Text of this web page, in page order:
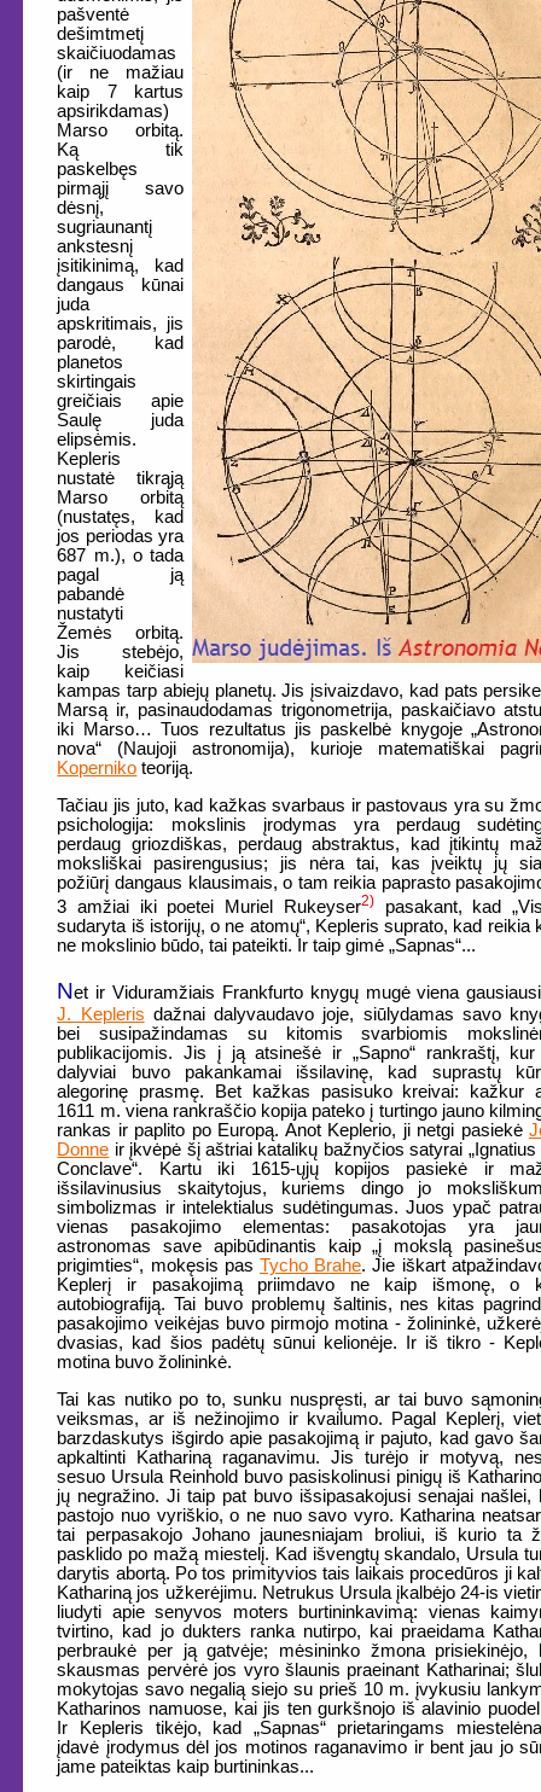
pašventė
dešimtmetį
skaičiuodamas
(ir ne mažiau
kaip 7 kartus
apsirikdamas)
Marso orbitą.
Ką tik
paskelbęs
pirmąjį savo
dėsnį,
sugriaunantį
ankstesnį
įsitikinimą, kad
dangaus kūnai
juda
apskritimais, jis
parodė, kad
planetos
skirtingais
greičiais apie
Saulę juda
elipsėmis.
Kepleris
nustatė tikrąją
Marso orbitą
(nustatęs, kad
jos periodas yra
687 m.), o tada
pagal ją
pabandė
nustatyti
Žemės orbitą.
Jis stebėjo,
kaip keičiasi
kampas tarp abiejų planetų. Jis įsivaizdavo, kad pats
Marsą ir, pasinaudodamas trigonometrija, paskaičiavo
iki Marso… Tuos rezultatus jis paskelbė knygoje
nova“ (Naujoji astronomija), kurioje matematiškai
Koperniko teoriją.
Tačiau jis juto, kad kažkas svarbaus ir pastovaus yra su
psichologija: mokslinis įrodymas yra perdaug
perdaug griozdiškas, perdaug abstraktus, kad įtikintų
moksliškai pasirengusius; jis nėra tai, kas įveiktų jų
požiūrį dangaus klausimais, o tam reikia paprasto
3 amžiai iki poetei Muriel Rukeyser2)pasakant, kad
sudaryta iš istorijų, o ne atomų“, Kepleris suprato, kad reikia
ne mokslinio būdo, tai pateikti. Ir taip gimė „Sapnas“...
Net ir Viduramžiais Frankfurto knygų mugė viena
J. Kepleris dažnai dalyvaudavo joje, siūlydamas savo
bei susipažindamas su kitomis svarbiomis
publikacijomis. Jis į ją atsinešė ir „Sapno“ rankraštį,
dalyviai buvo pakankamai išsilavinę, kad suprastų
alegorinę prasmę. Bet kažkas pasisuko kreivai: kažkur
1611 m. viena rankraščio kopija pateko į turtingo jauno
rankas ir paplito po Europą. Anot Keplerio, ji netgi pasiekė
Donne ir įkvėpė šį aštriai katalikų bažnyčios satyrai „Ignatius
Conclave“. Kartu iki 1615-ųjų kopijos pasiekė ir
išsilavinusius skaitytojus, kuriems dingo jo
simbolizmas ir intelektialus sudėtingumas. Juos ypač
vienas pasakojimo elementas: pasakotojas yra
astronomas save apibūdinantis kaip „į mokslą
prigimties“, mokęsis pas Tycho Brahe. Jie iškart
Keplerį ir pasakojimą priimdavo ne kaip išmonę, o
autobiografiją. Tai buvo problemų šaltinis, nes kitas
pasakojimo veikėjas buvo pirmojo motina - žolininkė,
dvasias, kad šios padėtų sūnui kelionėje. Ir iš tikro -
motina buvo žolininkė.
Tai kas nutiko po to, sunku nuspręsti, ar tai buvo
veiksmas, ar iš nežinojimo ir kvailumo. Pagal Keplerį,
barzdaskutys išgirdo apie pasakojimą ir pajuto, kad gavo
apkaltinti Kathariną raganavimu. Jis turėjo ir motyvą,
sesuo Ursula Reinhold buvo pasiskolinusi pinigų iš
jų negražino. Ji taip pat buvo išsipasakojusi senajai našlei,
pastojo nuo vyriškio, o ne nuo savo vyro. Katharina
tai perpasakojo Johano jaunesniajam broliui, iš kurio ta
pasklido po mažą miestelį. Kad išvengtų skandalo, Ursula
darytis abortą. Po tos primityvios tais laikais procedūros ji
Kathariną jos užkerėjimu. Netrukus Ursula įkalbėjo 24-is
liudyti apie senyvos moters burtininkavimą: vienas
tvirtino, kad jo dukters ranka nutirpo, kai praeidama
perbraukė per ją gatvėje; mėsininko žmona prisiekinėjo,
skausmas pervėrė jos vyro šlaunis praeinant Katharinai;
mokytojas savo negalią siejo su prieš 10 m. įvykusiu
Katharinos namuose, kai jis ten gurkšnojo iš alavinio
Ir Kepleris tikėjo, kad „Sapnas“ prietaringams
įdavė įrodymus dėl jos motinos raganavimo ir bent jau jo
jame pateiktas kaip burtininkas...